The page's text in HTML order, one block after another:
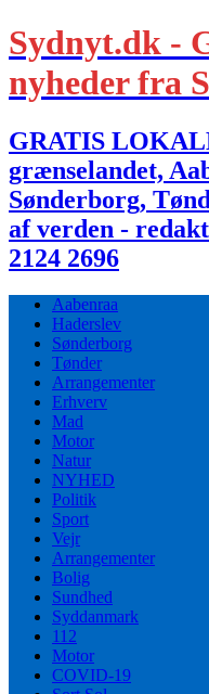
Sydnyt.dk -
nyheder fra
GRATIS
grænselandet,
Sønderborg,
af verden -
2124 2696
Aabenraa
Haderslev
Sønderborg
Tønder
Arrangementer
Erhverv
Mad
Motor
Natur
NYHED
Politik
Sport
Vejr
Arrangementer
Bolig
Sundhed
Syddanmark
112
Motor
COVID-19